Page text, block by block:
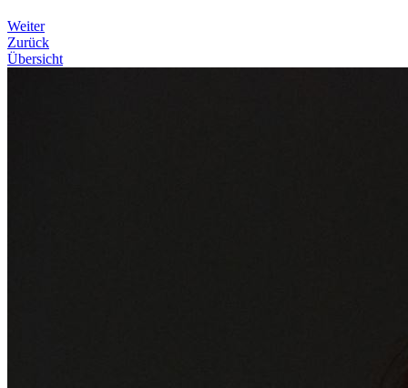
Weiter
Zurück
Übersicht